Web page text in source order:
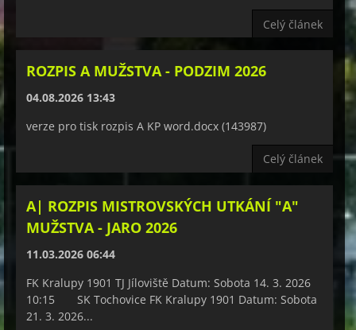
Celý článek
ROZPIS A MUŽSTVA - PODZIM 2026
04.08.2026 13:43
verze pro tisk rozpis A KP word.docx (143987)
Celý článek
A| ROZPIS MISTROVSKÝCH UTKÁNÍ "A"
MUŽSTVA - JARO 2026
11.03.2026 06:44
FK Kralupy 1901 TJ Jíloviště Datum: Sobota 14. 3. 2026
10:15 SK Tochovice FK Kralupy 1901 Datum: Sobota
21. 3. 2026...